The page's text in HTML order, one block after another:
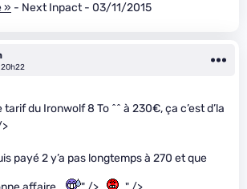
» - Next Inpact - 03/11/2015
20h22
du Ironwolf 8 To ^^ à 230€, ça c’est d’la
payé 2 y’a pas longtemps à 270 et que